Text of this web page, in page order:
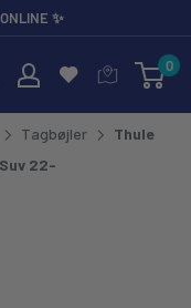
✨
til Entusiaster og 0
Tagbøjler
Thule
22-